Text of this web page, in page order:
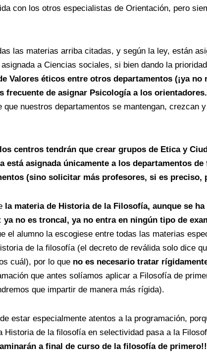
con los otros especialistas de Orientación, pero
las materias arriba citadas, y según la ley, están
a Ciencias sociales, si bien dando la
Valores éticos entre otros departamentos (¡ya
frecuente de asignar Psicología a los orientadores.
que nuestros departamentos se mantengan,
los centros tendrán que crear grupos de Etica y
está asignada únicamente a los departamentos
(sino solicitar más profesores, si es preciso,
la materia de Historia de la Filosofía, aunque se
ya no es troncal, ya no entra en ningún tipo de
el alumno la escogiese entre todas las materias
de la filosofía (el decreto de reválida solo dice
cuál), por lo que no es necesario tratar
que antes solíamos aplicar a Filosofía de
que impartir de manera más rígida).
estar especialmente atentos a la programación,
Historia de la filosofía en selectividad pasa a la
a final de curso de la filosofía de